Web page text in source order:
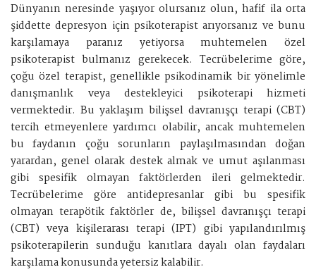
Dünyanın neresinde yaşıyor olursanız olun, hafif ila orta
şiddette depresyon için psikoterapist arıyorsanız ve bunu
karşılamaya paranız yetiyorsa muhtemelen özel
psikoterapist bulmanız gerekecek. Tecrübelerime göre,
çoğu özel terapist, genellikle psikodinamik bir yönelimle
danışmanlık veya destekleyici psikoterapi hizmeti
vermektedir. Bu yaklaşım bilişsel davranışçı terapi (CBT)
tercih etmeyenlere yardımcı olabilir, ancak muhtemelen
bu faydanın çoğu sorunların paylaşılmasından doğan
yarardan, genel olarak destek almak ve umut aşılanması
gibi spesifik olmayan faktörlerden ileri gelmektedir.
Tecrübelerime göre antidepresanlar gibi bu spesifik
olmayan terapötik faktörler de, bilişsel davranışçı terapi
(CBT) veya kişilerarası terapi (IPT) gibi yapılandırılmış
psikoterapilerin sunduğu kanıtlara dayalı olan faydaları
karşılama konusunda yetersiz kalabilir.